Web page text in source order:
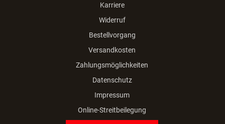
Karriere
Widerruf
Bestellvorgang
Versandkosten
Zahlungsmöglichkeiten
Datenschutz
Impressum
Online-Streitbeilegung